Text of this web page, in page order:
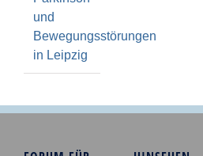
und
Bewegungsstörungen
in Leipzig